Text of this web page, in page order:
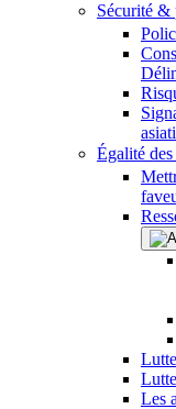
Sécurité &
Égalité
Les